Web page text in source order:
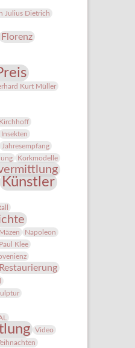
Julius Dietrich
Florenz
Kurt Müller
Insekten
Jahresempfang
Korkmodelle
Künstler
Mäzen Napoleon
Paul Klee
Restaurierung
Video